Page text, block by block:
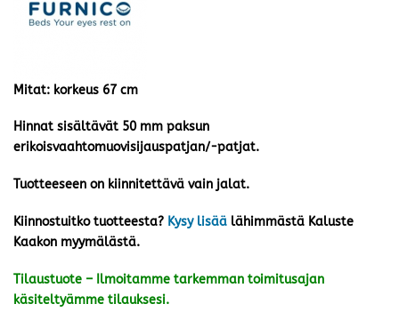
Mitat: korkeus 67 cm
Hinnat sisältävät 50 mm paksun
erikoisvaahtomuovisijauspatjan/-patjat.
Tuotteeseen on kiinnitettävä vain jalat.
Kiinnostuitko tuotteesta? Kysy lisää lähimmästä Kaluste
Kaakon myymälästä.
Tilaustuote – Ilmoitamme tarkemman toimitusajan
käsiteltyämme tilauksesi.